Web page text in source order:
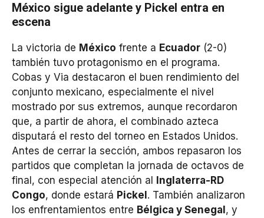
México sigue adelante y Pickel entra en
escena
La victoria de México frente a Ecuador (2-0)
también tuvo protagonismo en el programa.
Cobas y Via destacaron el buen rendimiento del
conjunto mexicano, especialmente el nivel
mostrado por sus extremos, aunque recordaron
que, a partir de ahora, el combinado azteca
disputará el resto del torneo en Estados Unidos.
Antes de cerrar la sección, ambos repasaron los
partidos que completan la jornada de octavos de
final, con especial atención al
Inglaterra-RD
Congo, donde estará Pickel . También analizaron
los enfrentamientos entre Bélgica y Senegal , y